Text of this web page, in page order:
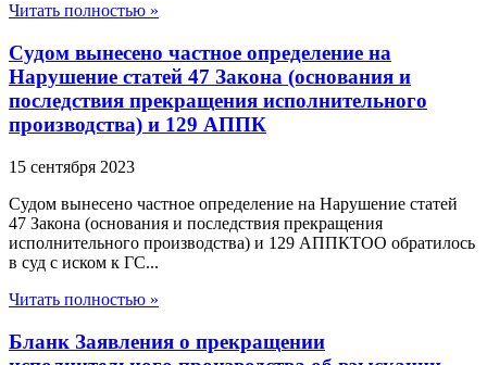
Читать полностью »
Судом вынесено частное определение на
Нарушение статей 47 Закона (основания и
последствия прекращения исполнительного
производства) и 129 АППК
15 сентября 2023
Судом вынесено частное определение на Нарушение статей
47 Закона (основания и последствия прекращения
исполнительного производства) и 129 АППКТОО обратилось
в суд с иском к ГС...
Читать полностью »
Бланк Заявления о прекращении